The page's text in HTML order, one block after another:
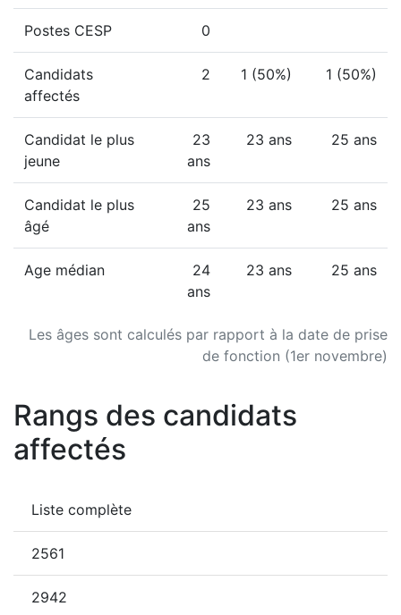
Les âges sont calculés par rapport à la date de prise
de fonction (1er novembre)
Postes CESP 0
Candidats
affectés
2 1 (50%) 1 (50%)
Candidat le plus
jeune
23
ans
23 ans 25 ans
Candidat le plus
âgé
25
ans
23 ans 25 ans
Age médian
24
ans
23 ans 25 ans
Rangs des candidats
affectés
Liste complète
2561
2942